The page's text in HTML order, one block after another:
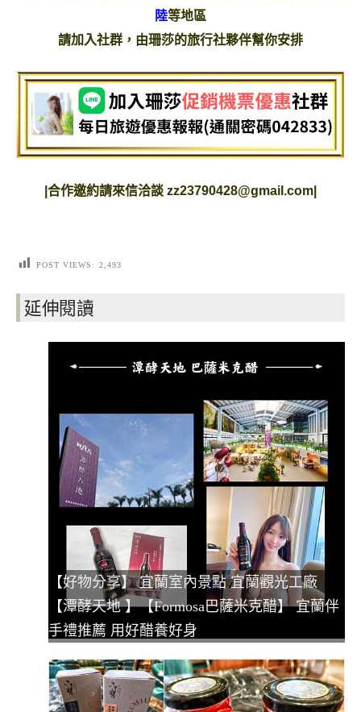
陸等地區
請加入社群，由珊莎的旅行社夥伴幫你安排
合作邀約請來信洽談 zz23790428@gmail.com
POST VIEWS: 2,493
延伸閱讀
【好物分享】 宜蘭室內景點 宜蘭觀光工廠
【潭酵天地 】【Formosa巴薩米克醋】 宜蘭伴
手禮推薦 用好醋養好身